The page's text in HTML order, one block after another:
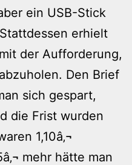
ein USB-Stick
erhielt
der Aufforderung,
Den Brief
sich gespart,
die Frist wurden
1,10â‚¬
mehr hätte man